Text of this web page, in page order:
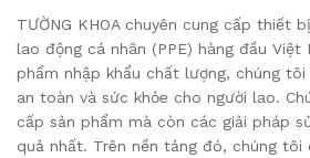
TƯỜNG KHOA chuyên cung cấp thiết
lao động cá nhân (PPE) hàng đầu Việt
phẩm nhập khẩu chất lượng, chúng
an toàn và sức khỏe cho người lao.
cấp sản phẩm mà còn các giải pháp
quả nhất. Trên nền tảng đó, chúng tôi